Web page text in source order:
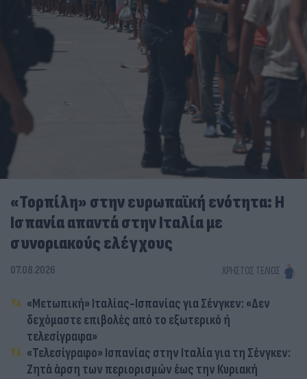
«Τορπίλη» στην ευρωπαϊκή ενότητα: Η
Ισπανία απαντά στην Ιταλία με
συνοριακούς ελέγχους
07.08.2026 ΧΡΉΣΤΟΣ ΤΈΛΙΟΣ
«Μετωπική» Ιταλίας-Ισπανίας για Σένγκεν: «Δεν
δεχόμαστε επιβολές από το εξωτερικό ή
τελεσίγραφα»
«Τελεσίγραφο» Ισπανίας στην Ιταλία για τη Σένγκεν:
Ζητά άρση των περιορισμών έως την Κυριακή